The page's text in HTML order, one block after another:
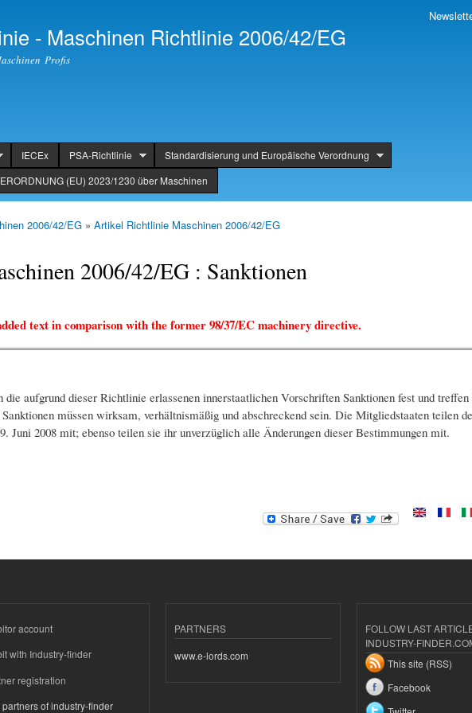
content
- Maschinen Richtlinie 2006/42/EG
Profis
IECEx PSA-Richtlinie
Standardisierung und Europäische Verordnung
(EU) 2023/1230 über Maschinen
2006/42/EG » Artikel Richtlinie Maschinen 2006/42/EG
2006/42/EG : Sanktionen
text in comparison with the former 98/37/EC machinery directive.
aufgrund dieser Richtlinie erlassenen innerstaatlichen Vorschriften Sanktionen fest und
müssen wirksam, verhältnismäßig und abschreckend sein. Die Mitgliedstaaten teilen
Juni 2008 mit; ebenso teilen sie ihr unverzüglich alle Änderungen dieser Bestimmungen mit.
account
with Industry-finder
registration
partners of industry-finder
PARTNERS
www.e-lords.com
FOLLOW LAST
INDUSTRY-
This site (RSS)
Facebook